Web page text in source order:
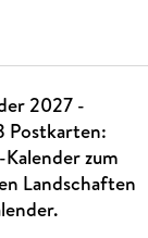
2027 -
Postkarten:
zum
Landschaften